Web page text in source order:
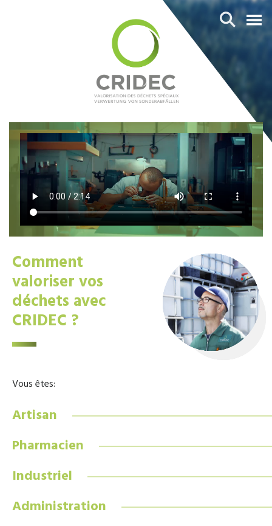
Comment
valoriser vos
déchets avec
CRIDEC ?
Vous êtes:
Artisan
Pharmacien
Industriel
Administration